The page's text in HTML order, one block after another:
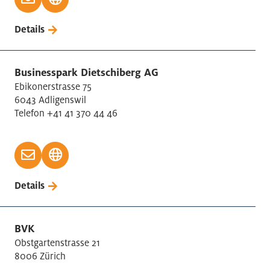
Details
Businesspark Dietschiberg AG
Ebikonerstrasse 75
6043 Adligenswil
Telefon +41 41 370 44 46
Details
BVK
Obstgartenstrasse 21
8006 Zürich